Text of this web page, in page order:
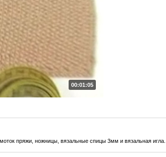
00:01:05
пряжи, ножницы, вязальные спицы 3мм и вязальная игла.